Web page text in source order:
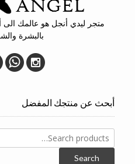
متجر ليدي أنجل هو عالمك الى
بالبشرة
أبحث عن منتجك المفضل
Search
for:
Search